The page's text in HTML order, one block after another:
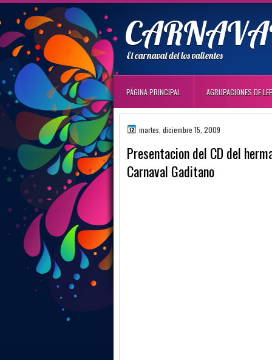
El carnaval del los valientes
PÁGINA PRINCIPAL AGRUPACIONES DE
martes, diciembre 15, 2009
Presentacion del CD del
Carnaval Gaditano